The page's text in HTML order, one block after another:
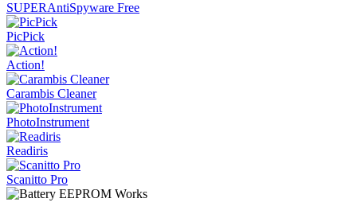
SUPERAntiSpyware Free
PicPick
Action!
Carambis Cleaner
PhotoInstrument
Readiris
Scanitto Pro